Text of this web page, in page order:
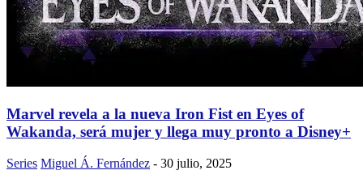
Marvel revela a la nueva Iron Fist en Eyes of
Wakanda, será mujer y llega muy pronto a Disney+
Series Miguel Á. Fernández - 30 julio, 2025